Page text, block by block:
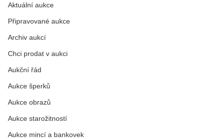
Aktuální aukce
Připravované aukce
Archiv aukcí
Chci prodat v aukci
Aukční řád
Aukce šperků
Aukce obrazů
Aukce starožitností
Aukce mincí a bankovek